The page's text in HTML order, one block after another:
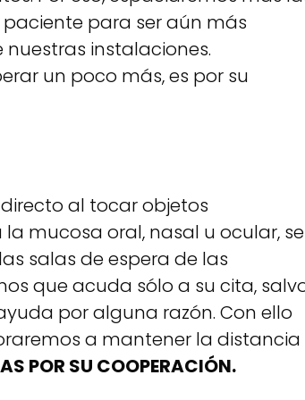
para ser aún más
instalaciones.
un poco más, es por su
al tocar objetos
mucosa oral, nasal u ocular, se
salas de espera de las
que acuda sólo a su cita,
por alguna razón. Con ello
a mantener la distancia
POR SU COOPERACIÓN.